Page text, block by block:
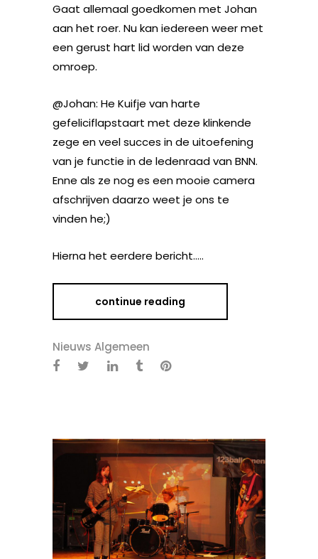
Gaat allemaal goedkomen met Johan
aan het roer. Nu kan iedereen weer met
een gerust hart lid worden van deze
omroep.
@Johan: He Kuifje van harte
gefeliciflapstaart met deze klinkende
zege en veel succes in de uitoefening
van je functie in de ledenraad van BNN.
Enne als ze nog es een mooie camera
afschrijven daarzo weet je ons te
vinden he;)
Hierna het eerdere bericht…..
continue reading
Nieuws Algemeen